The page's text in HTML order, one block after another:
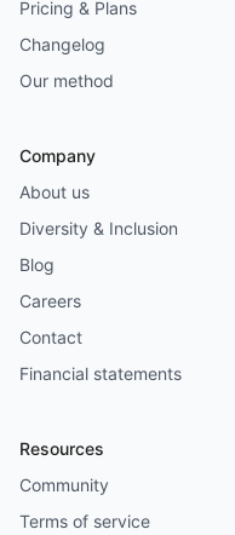
Pricing & Plans
Changelog
Our method
Company
About us
Diversity & Inclusion
Blog
Careers
Contact
Financial statements
Resources
Community
Terms of service